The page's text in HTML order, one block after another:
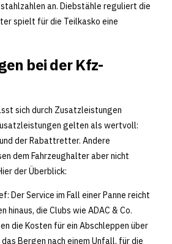
an. Diebstähle reguliert die
spielt für die Teilkasko eine
bei der Kfz-
sich durch Zusatzleistungen
gelten als wertvoll:
der Rabattretter. Andere
dem Fahrzeughalter aber nicht
der Überblick:
Der Service im Fall einer Panne reicht
hinaus, die Clubs wie ADAC & Co.
die Kosten für ein Abschleppen über
Bergen nach einem Unfall, für die